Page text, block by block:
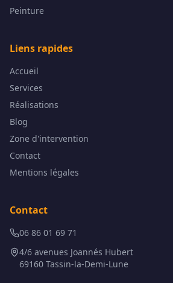
Peinture
Liens rapides
Accueil
Services
Réalisations
Blog
Zone d'intervention
Contact
Mentions légales
Contact
06 86 01 69 71
4/6 avenues Joannés Hubert
69160 Tassin-la-Demi-Lune